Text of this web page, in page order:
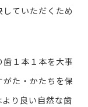
ていただくため
歯１本１本を大事
た・かたちを保
り良い自然な歯